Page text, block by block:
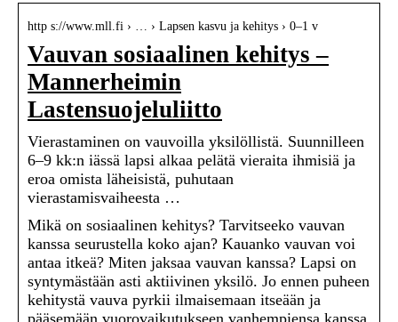
http s://www.mll.fi › … › Lapsen kasvu ja kehitys › 0–1 v
Vauvan sosiaalinen kehitys –
Mannerheimin
Lastensuojeluliitto
Vierastaminen on vauvoilla yksilöllistä. Suunnilleen
6–9 kk:n iässä lapsi alkaa pelätä vieraita ihmisiä ja
eroa omista läheisistä, puhutaan
vierastamisvaiheesta …
Mikä on sosiaalinen kehitys? Tarvitseeko vauvan
kanssa seurustella koko ajan? Kauanko vauvan voi
antaa itkeä? Miten jaksaa vauvan kanssa? Lapsi on
syntymästään asti aktiivinen yksilö. Jo ennen puheen
kehitystä vauva pyrkii ilmaisemaan itseään ja